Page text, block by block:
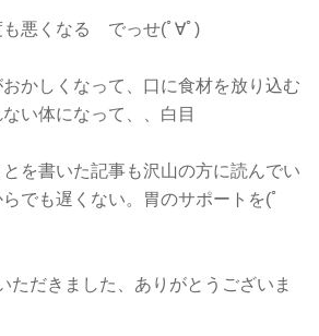
も悪くなる でっせ(ﾟ∀ﾟ)
かしくなって、口に食材を放り込む
い体になって、、白目
を書いた記事も沢山の方に読んでい
でも遅くない。胃のサポートを(ﾟ
ただきました、ありがとうございま